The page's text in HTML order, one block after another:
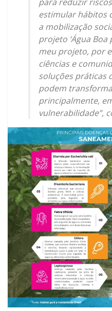
estimular hábitos
a mobilização
projeto ‘Água Boa
meu projeto, por
ciências e
soluções práticas
podem
principalmente,
vulnerabilidade”,